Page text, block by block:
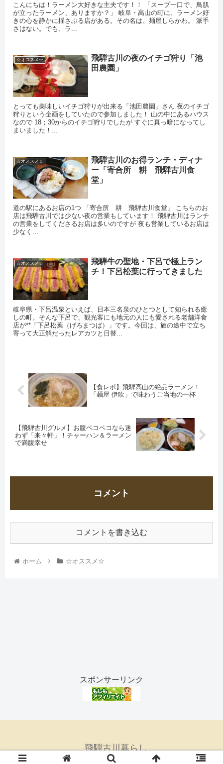
こんにちは！ラーメン大好きな主夫です！！ 「スープ一口で、鳥肌
が立ったラーメン、ありますか？」 岐阜・高山の町に、ラーメン好
きの心を静かに揺さぶる店がある。その名は、麺屋しらかわ。 派手
さはない。でも、ラ...
☆オススメ☆
飛騨古川の夜のイチゴ狩り「池
田農園」
とっても美味しいイチゴ狩りが出来る「池田農園」さん 夜のイチゴ
狩りという企画をしていたので参加しました！ 山の中にあるハウス
なので 18；30からのイチゴ狩りでしたが すぐに真っ暗になってし
まいました！...
☆オススメ☆
飛騨古川のお得ランチ・ディナ
ー「寄合所 耕 飛騨古川食
堂」
道の駅にあるお店の1つ 「寄合所 耕 飛騨古川食堂」 こちらのお
店は飛騨古川では少ない夜の営業もしています！ 飛騨古川はランチ
の営業をしてくださるお店は多いのですが 夜も営業しているお店は
少なく...
☆オススメ☆
飛騨牛の聖地・下呂で極上ラン
チ！下呂松葉に行ってきました
岐阜県・下呂温泉といえば、日本三名泉のひとつとして知られる癒
しの町。そんな下呂で、観光客にも地元の人にも愛される老舗洋食
店が**「下呂松葉（げろまつば）」です。今回は、旅の途中で立ち
寄って大正解だったレアカツと日替...
【食レポ】飛騨高山の絶品ラーメン！
「麺屋 伊吹」で味わうご当地の一杯
【飛騨古川グルメ】お腹ペコペコなら迷
わず「来々軒」！チャーハン＆ラーメン
で満腹幸せ
コメント
コメントを書き込む
ホーム ☆オススメ☆
スポンサーリンク
飛騨古川暮らし